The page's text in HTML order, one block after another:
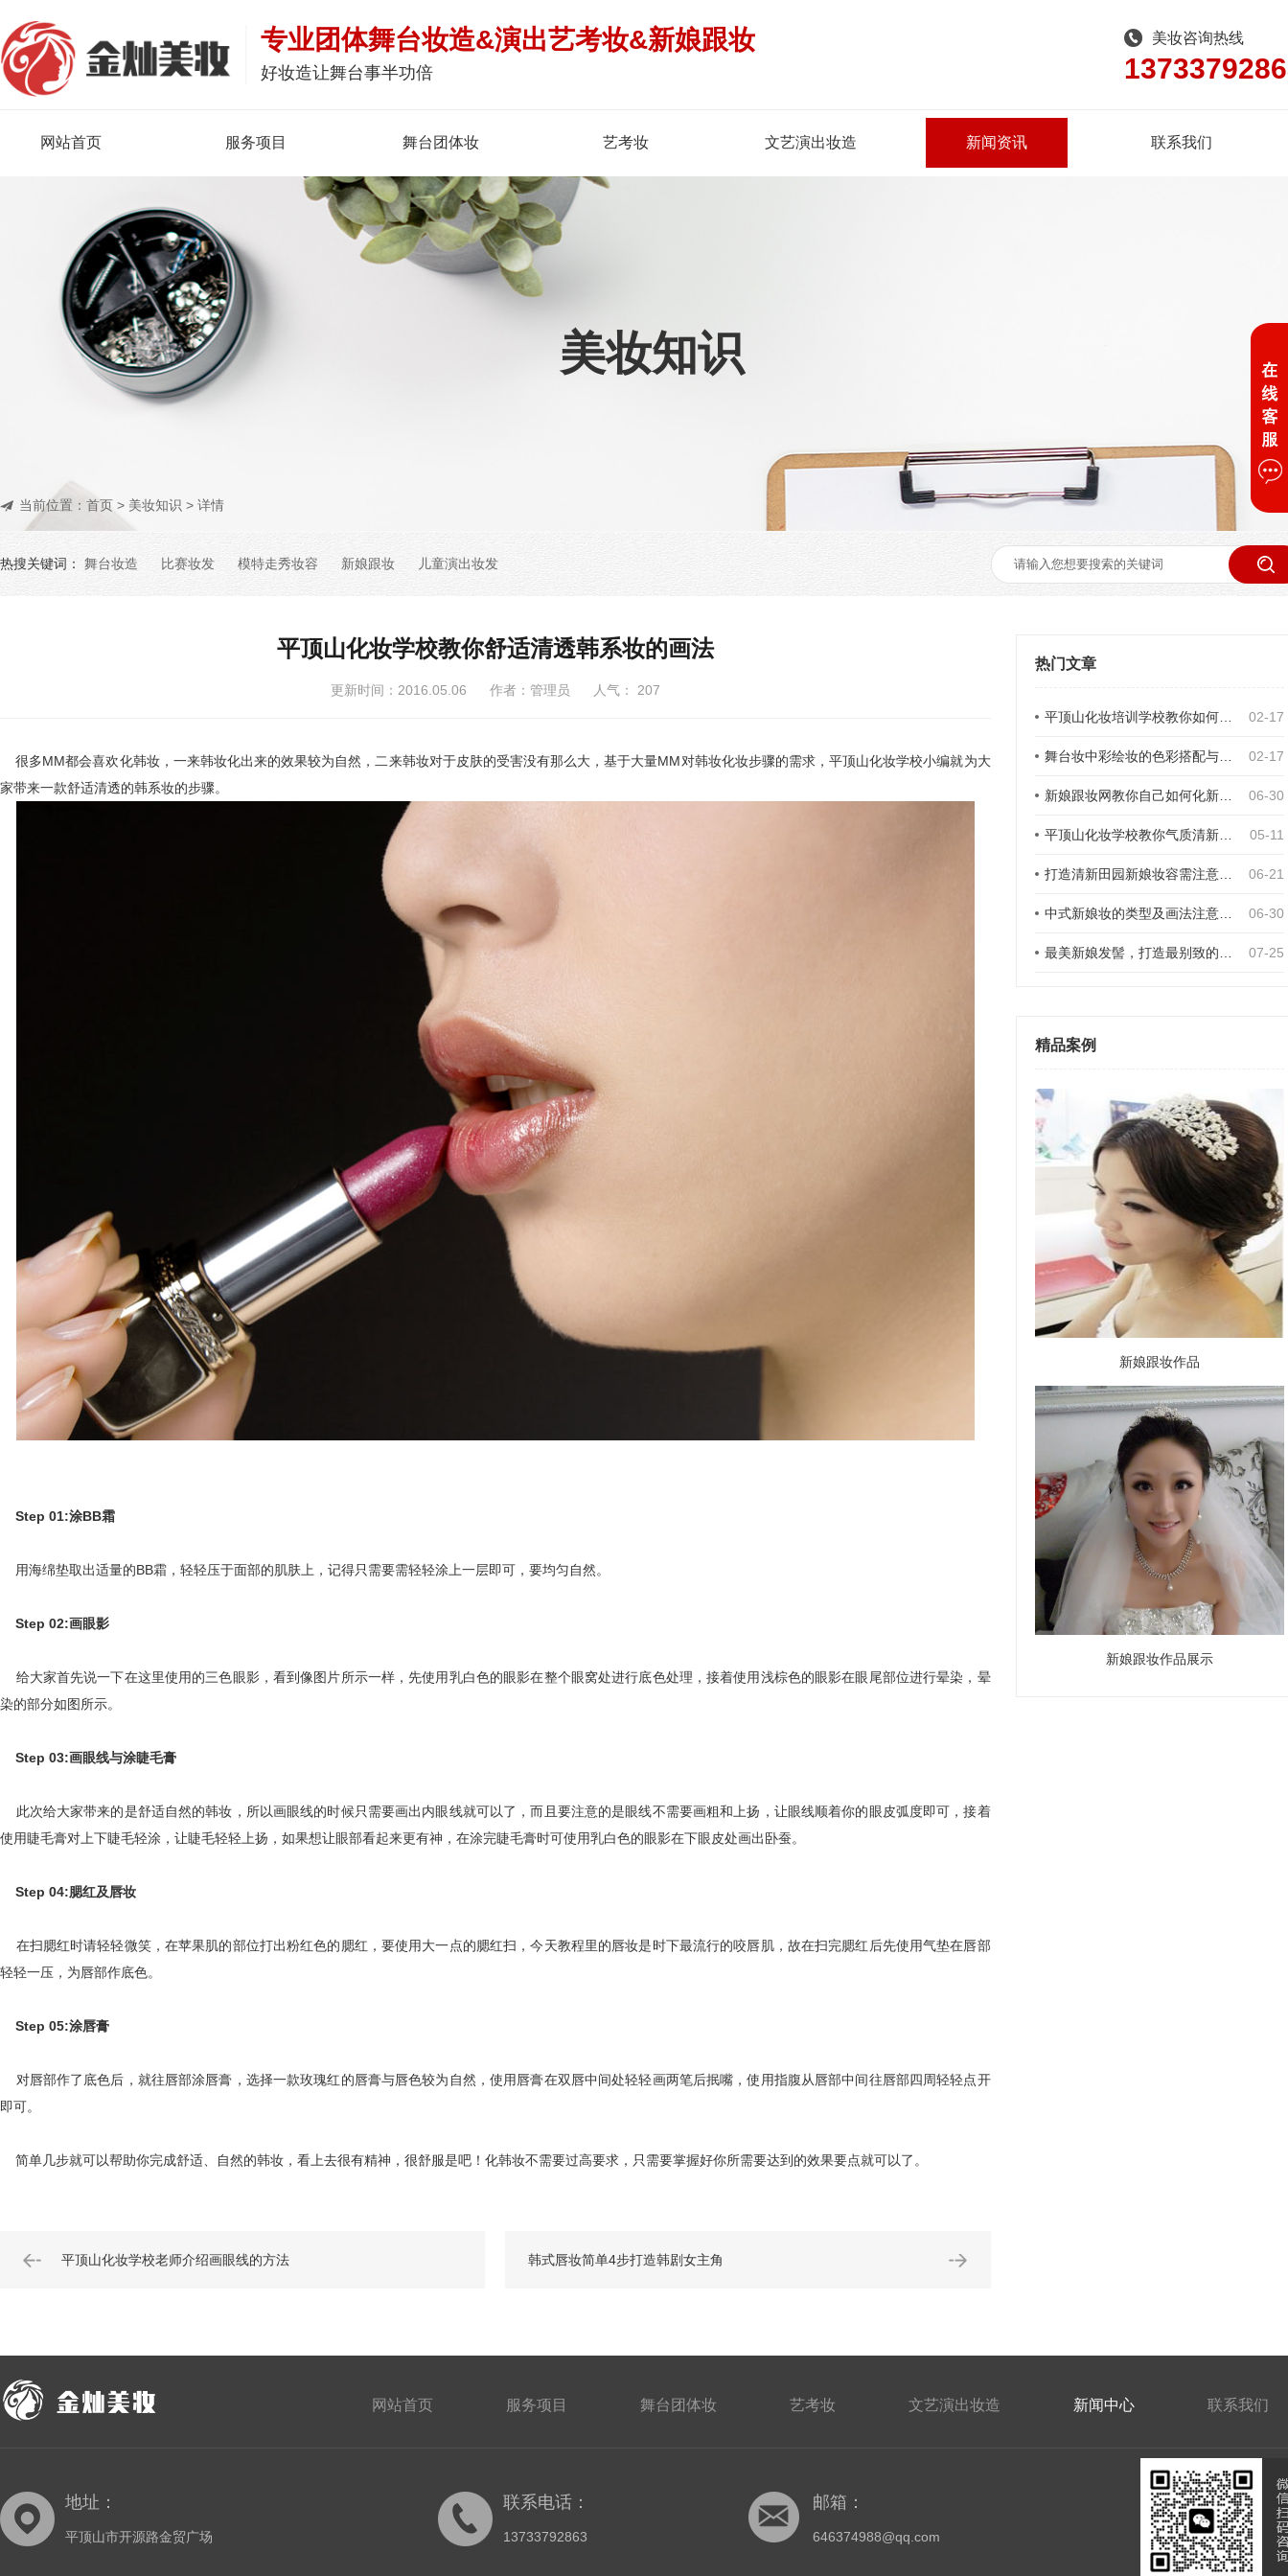
专业团体舞台妆造&演出艺考妆&新娘跟妆
好妆造让舞台事半功倍
美妆咨询热线
网站首页 服务项目 舞台团体妆 艺考妆 文艺演出妆造 新闻资讯 联系我们
美妆知识
当前位置： 首页 > 美妆知识 > 详情
热搜关键词： 舞台妆造 比赛妆发 模特走秀妆容 新娘跟妆 儿童演出妆发
平顶山化妆学校教你舒适清透韩系妆的画法
更新时间：2016.05.06 作者：管理员 人气： 207
很多MM都会喜欢化韩妆，一来韩妆化出来的效果较为自然，二来韩妆对于皮肤的受害没有那么大，基于大量MM对韩妆化妆步骤的需求，平顶山化妆学校小编就为大
家带来一款舒适清透的韩系妆的步骤。
Step 01:涂BB霜
用海绵垫取出适量的BB霜，轻轻压于面部的肌肤上，记得只需要需轻轻涂上一层即可，要均匀自然。
Step 02:画眼影
给大家首先说一下在这里使用的三色眼影，看到像图片所示一样，先使用乳白色的眼影在整个眼窝处进行底色处理，接着使用浅棕色的眼影在眼尾部位进行晕染，晕
染的部分如图所示。
Step 03:画眼线与涂睫毛膏
此次给大家带来的是舒适自然的韩妆，所以画眼线的时候只需要画出内眼线就可以了，而且要注意的是眼线不需要画粗和上扬，让眼线顺着你的眼皮弧度即可，接着
使用睫毛膏对上下睫毛轻涂，让睫毛轻轻上扬，如果想让眼部看起来更有神，在涂完睫毛膏时可使用乳白色的眼影在下眼皮处画出卧蚕。
Step 04:腮红及唇妆
在扫腮红时请轻轻微笑，在苹果肌的部位打出粉红色的腮红，要使用大一点的腮红扫，今天教程里的唇妆是时下最流行的咬唇肌，故在扫完腮红后先使用气垫在唇部
轻轻一压，为唇部作底色。
Step 05:涂唇膏
对唇部作了底色后，就往唇部涂唇膏，选择一款玫瑰红的唇膏与唇色较为自然，使用唇膏在双唇中间处轻轻画两笔后抿嘴，使用指腹从唇部中间往唇部四周轻轻点开
即可。
简单几步就可以帮助你完成舒适、自然的韩妆，看上去很有精神，很舒服是吧！化韩妆不需要过高要求，只需要掌握好你所需要达到的效果要点就可以了。
平顶山化妆学校老师介绍画眼线的方法 韩式唇妆简单4步打造韩剧女主角
热门文章
02-17
02-17
06-30
05-11
06-21
06-30
07-25
精品案例
新娘跟妆作品
新娘跟妆作品展示
网站首页 服务项目 舞台团体妆 艺考妆 文艺演出妆造 新闻中心 联系我们
地址：
平顶山市开源路金贸广场
联系电话：
13733792863
邮箱：
646374988@qq.com